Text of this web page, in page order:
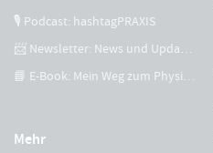
🎙 Podcast: hashtagPRAXIS
📨 Newsletter: News und Updates
📘 E-Book: Mein Weg zum Physiotherapeuten
Mehr